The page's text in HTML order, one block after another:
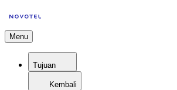
Menu
Tujuan
Kembali